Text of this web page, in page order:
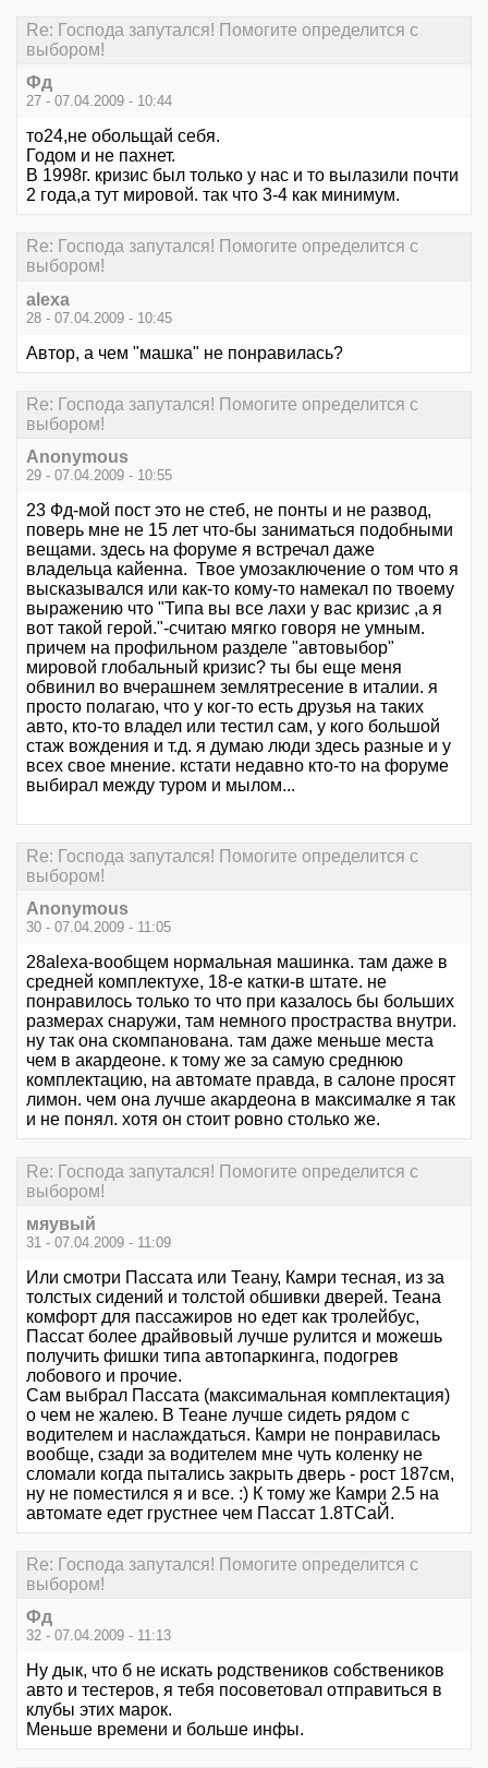
Re: Господа запутался! Помогите определится с
выбором!
Фд
27 - 07.04.2009 - 10:44
то24,не обольщай себя.
Годом и не пахнет.
В 1998г. кризис был только у нас и то вылазили почти
2 года,а тут мировой. так что 3-4 как минимум.
Re: Господа запутался! Помогите определится с
выбором!
alexa
28 - 07.04.2009 - 10:45
Автор, а чем "машка" не понравилась?
Re: Господа запутался! Помогите определится с
выбором!
Anonymous
29 - 07.04.2009 - 10:55
23 Фд-мой пост это не стеб, не понты и не развод,
поверь мне не 15 лет что-бы заниматься подобными
вещами. здесь на форуме я встречал даже
владельца кайенна. Твое умозаключение о том что я
высказывался или как-то кому-то намекал по твоему
выражению что "Типа вы все лахи у вас кризис ,а я
вот такой герой."-считаю мягко говоря не умным.
причем на профильном разделе "автовыбор"
мировой глобальный кризис? ты бы еще меня
обвинил во вчерашнем землятресение в италии. я
просто полагаю, что у ког-то есть друзья на таких
авто, кто-то владел или тестил сам, у кого большой
стаж вождения и т.д. я думаю люди здесь разные и у
всех свое мнение. кстати недавно кто-то на форуме
выбирал между туром и мылом...
Re: Господа запутался! Помогите определится с
выбором!
Anonymous
30 - 07.04.2009 - 11:05
28alexa-вообщем нормальная машинка. там даже в
средней комплектухе, 18-е катки-в штате. не
понравилось только то что при казалось бы больших
размерах снаружи, там немного простраства внутри.
ну так она скомпанована. там даже меньше места
чем в акардеоне. к тому же за самую среднюю
комплектацию, на автомате правда, в салоне просят
лимон. чем она лучше акардеона в максималке я так
и не понял. хотя он стоит ровно столько же.
Re: Господа запутался! Помогите определится с
выбором!
мяувый
31 - 07.04.2009 - 11:09
Или смотри Пассата или Теану, Камри тесная, из за
толстых сидений и толстой обшивки дверей. Теана
комфорт для пассажиров но едет как тролейбус,
Пассат более драйвовый лучше рулится и можешь
получить фишки типа автопаркинга, подогрев
лобового и прочие.
Сам выбрал Пассата (максимальная комплектация)
о чем не жалею. В Теане лучше сидеть рядом с
водителем и наслаждаться. Камри не понравилась
вообще, сзади за водителем мне чуть коленку не
сломали когда пытались закрыть дверь - рост 187см,
ну не поместился я и все. :) К тому же Камри 2.5 на
автомате едет грустнее чем Пассат 1.8ТСаЙ.
Re: Господа запутался! Помогите определится с
выбором!
Фд
32 - 07.04.2009 - 11:13
Ну дык, что б не искать родствеников собствеников
авто и тестеров, я тебя посоветовал отправиться в
клубы этих марок.
Меньше времени и больше инфы.